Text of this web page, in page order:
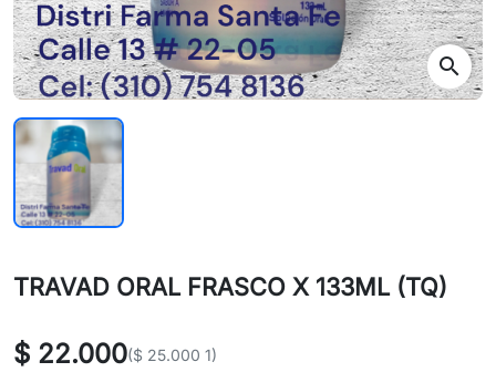
search
TRAVAD ORAL FRASCO X 133ML (TQ)
$ 22.000($ 25.000 1)